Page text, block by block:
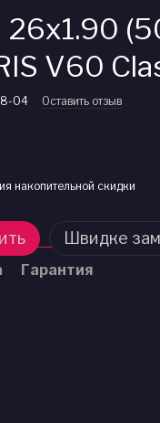
V60
04 Оставить отзыв
накопительной скидки
Швидке
Гарантия